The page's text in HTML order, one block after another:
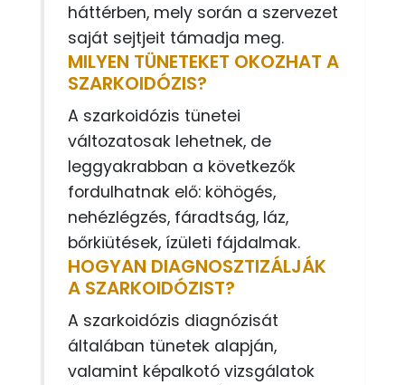
háttérben, mely során a szervezet
saját sejtjeit támadja meg.
MILYEN TÜNETEKET OKOZHAT A
SZARKOIDÓZIS?
A szarkoidózis tünetei
változatosak lehetnek, de
leggyakrabban a következők
fordulhatnak elő: köhögés,
nehézlégzés, fáradtság, láz,
bőrkiütések, ízületi fájdalmak.
HOGYAN DIAGNOSZTIZÁLJÁK
A SZARKOIDÓZIST?
A szarkoidózis diagnózisát
általában tünetek alapján,
valamint képalkotó vizsgálatok